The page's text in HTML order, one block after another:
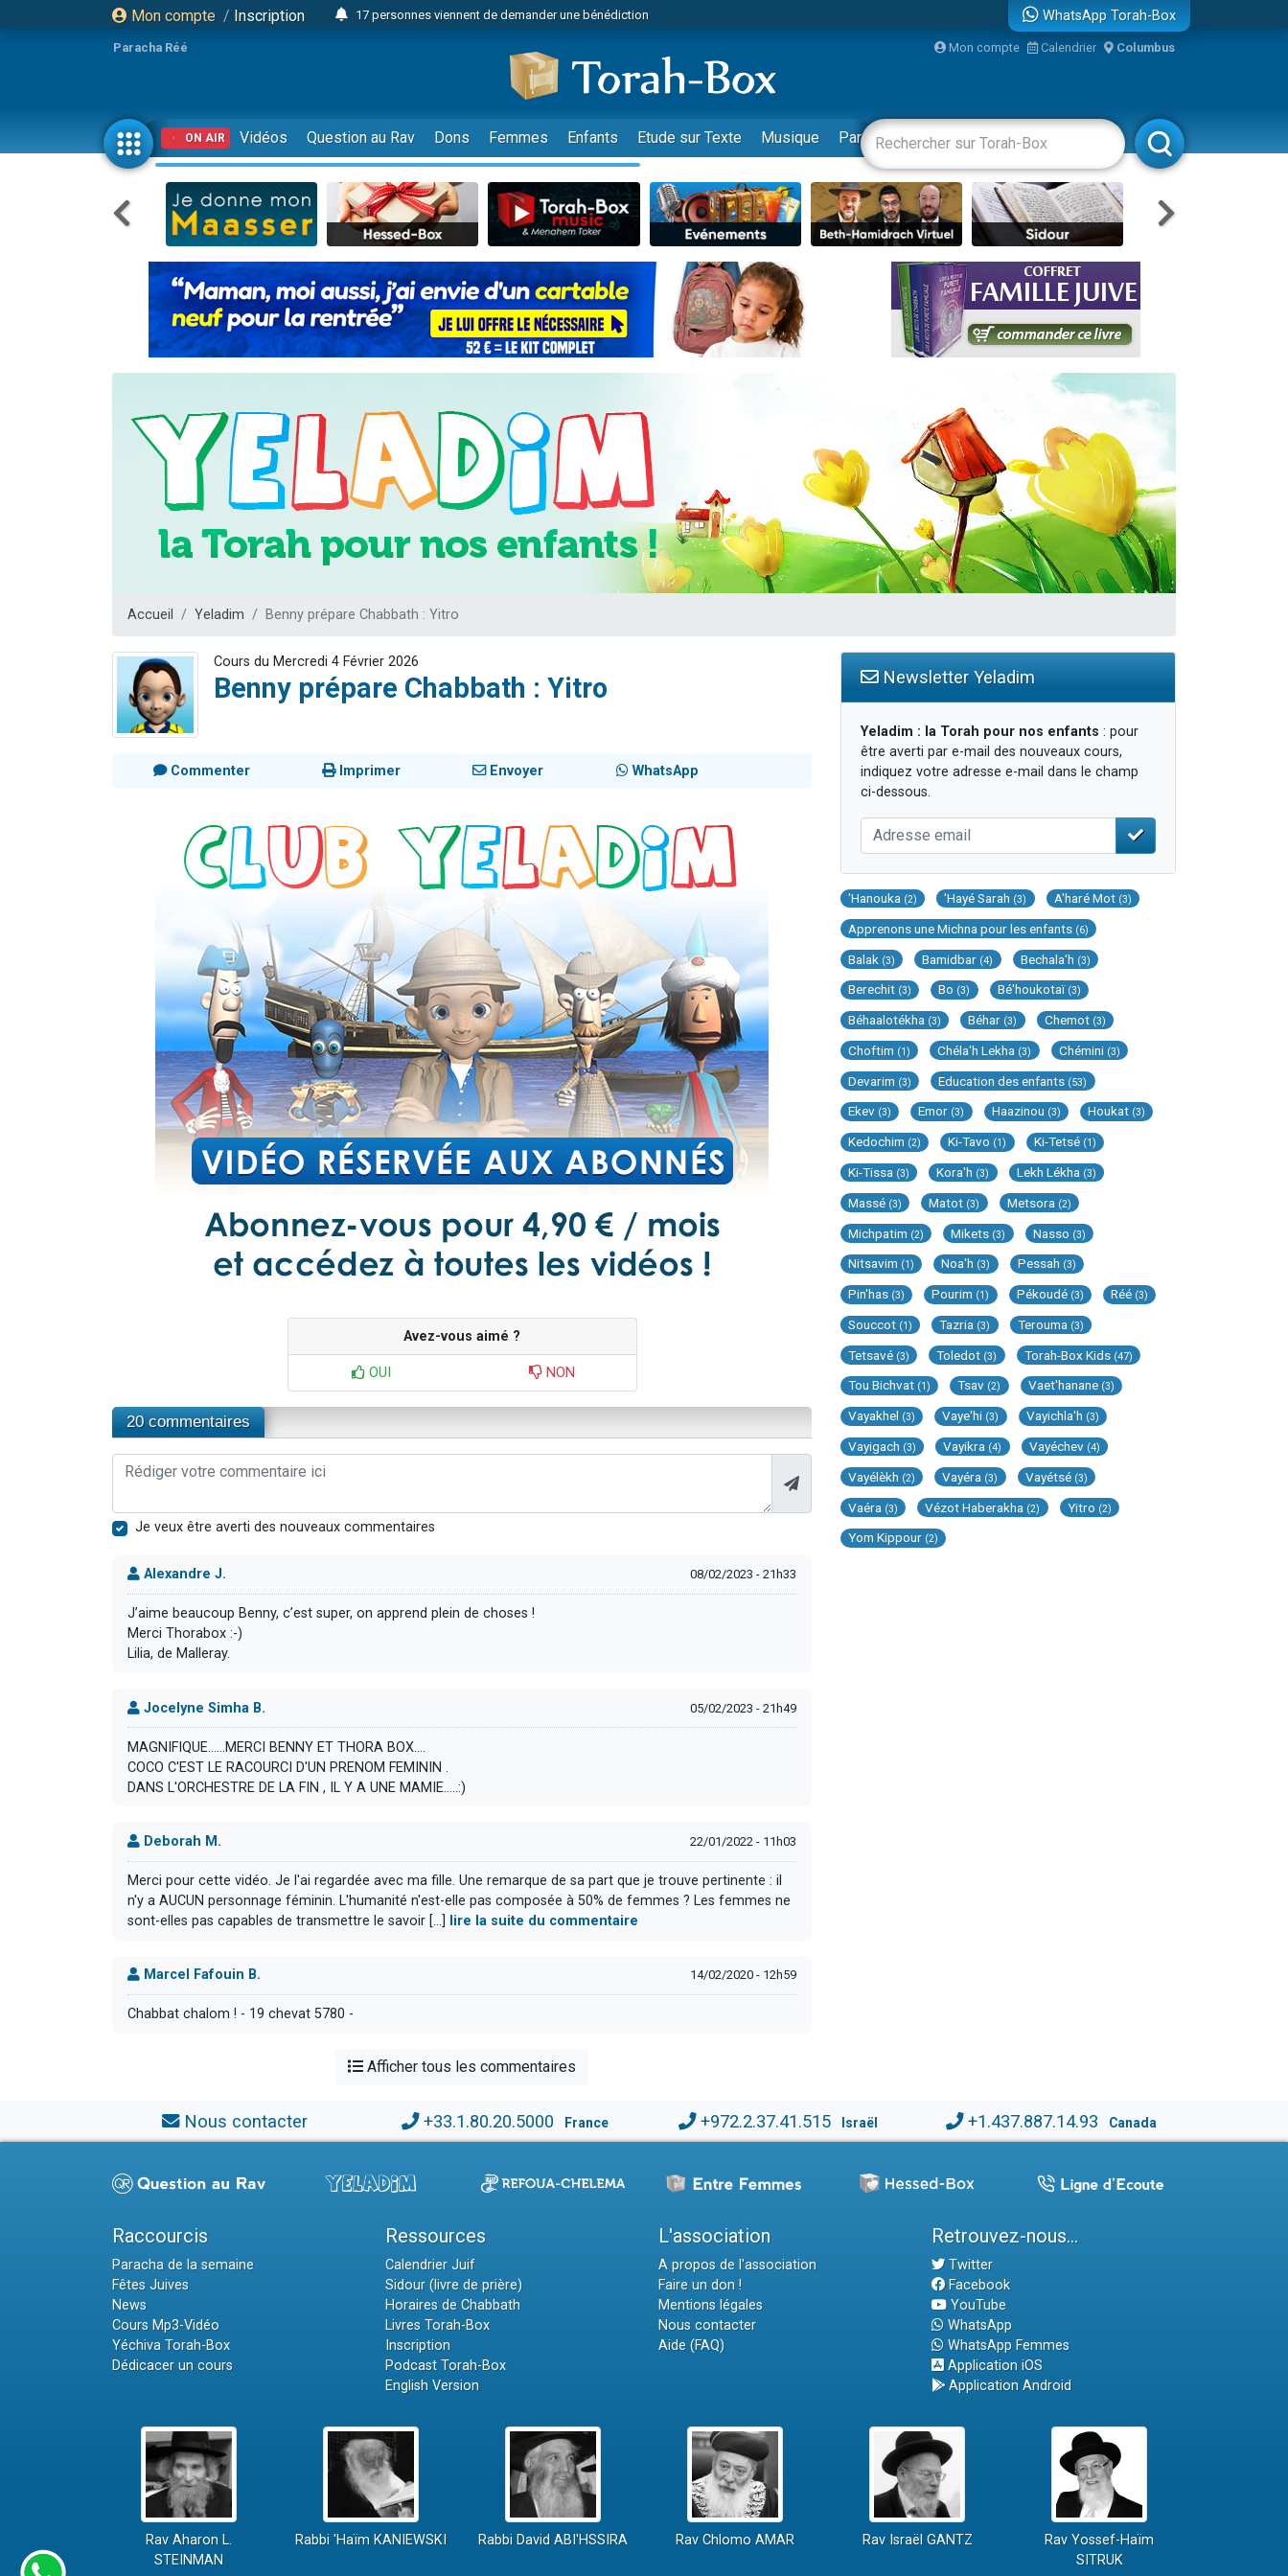
Mon compte / Inscription
17 personnes viennent de demander une bénédiction
23 personnes viennent de faire un don pour Diane, 80 ans, dans un appartement insalubre
Eva vient de donner son Maasser
4 personnes viennent de nous rejoindre sur WhatsApp
3 personnes viennent de nous rejoindre sur WhatsApp
Odaya vient de donner son Maasser
3 personnes viennent de faire un don pour 5 jours de vacances aux Orphelins
2 personnes viennent de nous rejoindre sur WhatsApp
13 personnes viennent de demander une bénédiction
Il reste 49 places pour étudier en groupe sur Zoom
30 personnes viennent de faire un don pour Sauvez la jambe de Yohan
12 nouvelles musiques dans Torah-Box Music
2 personnes viennent de nous rejoindre sur WhatsApp
3 personnes viennent de nous rejoindre sur WhatsApp
2 nouvelles musiques dans Torah-Box Music
8 personnes viennent de faire un don pour Tsédaka : pauvres d'Israel
Nouvelle émission radio : Visions de grandeur n°104 : Le Chabbath et le Birkat Hamazone à travers le temps
4 personnes viennent de nous rejoindre sur WhatsApp
WhatsApp Torah-Box
Paracha Réé Mon compte Calendrier Columbus
ON AIR Vidéos Question au Rav Dons Femmes Enfants Etude sur Texte Musique Paracha Divertissements Livres Rabbanim
Accueil Yeladim Benny prépare Chabbath : Yitro
Cours du Mercredi 4 Février 2026
Benny prépare Chabbath : Yitro
Commenter Imprimer Envoyer WhatsApp
Avez-vous aimé ?
OUI NON
20 commentaires
Je veux être averti des nouveaux commentaires
Alexandre J. 08/02/2023 - 21h33
J’aime beaucoup Benny, c’est super, on apprend plein de choses !
Merci Thorabox :-)
Lilia, de Malleray.
Jocelyne Simha B. 05/02/2023 - 21h49
MAGNIFIQUE......MERCI BENNY ET THORA BOX....
COCO C'EST LE RACOURCI D'UN PRENOM FEMININ .
DANS L'ORCHESTRE DE LA FIN , IL Y A UNE MAMIE.....:)
Deborah M. 22/01/2022 - 11h03
Merci pour cette vidéo. Je l'ai regardée avec ma fille. Une remarque de sa part que je trouve pertinente : il
n'y a AUCUN personnage féminin. L'humanité n'est-elle pas composée à 50% de femmes ? Les femmes ne
sont-elles pas capables de transmettre le savoir [...]
lire la suite du commentaire
Marcel Fafouin B. 14/02/2020 - 12h59
Chabbat chalom ! - 19 chevat 5780 -
Afficher tous les commentaires
Newsletter Yeladim
Yeladim : la Torah pour nos enfants : pour
être averti par e-mail des nouveaux cours,
indiquez votre adresse e-mail dans le champ
ci-dessous.
'Hanouka (2) 'Hayé Sarah (3) A'haré Mot (3)
Apprenons une Michna pour les enfants (6)
Balak (3) Bamidbar (4) Bechala'h (3)
Berechit (3) Bo (3) Bé'houkotaï (3)
Béhaalotékha (3) Béhar (3) Chemot (3)
Choftim (1) Chéla'h Lekha (3) Chémini (3)
Devarim (3) Education des enfants (53)
Ekev (3) Emor (3) Haazinou (3) Houkat (3)
Kedochim (2) Ki-Tavo (1) Ki-Tetsé (1)
Ki-Tissa (3) Kora'h (3) Lekh Lékha (3)
Massé (3) Matot (3) Metsora (2)
Michpatim (2) Mikets (3) Nasso (3)
Nitsavim (1) Noa'h (3) Pessah (3)
Pin'has (3) Pourim (1) Pékoudé (3) Réé (3)
Souccot (1) Tazria (3) Terouma (3)
Tetsavé (3) Toledot (3) Torah-Box Kids (47)
Tou Bichvat (1) Tsav (2) Vaet'hanane (3)
Vayakhel (3) Vaye'hi (3) Vayichla'h (3)
Vayigach (3) Vayikra (4) Vayéchev (4)
Vayélèkh (2) Vayéra (3) Vayétsé (3)
Vaéra (3) Vézot Haberakha (2) Yitro (2)
Yom Kippour (2)
Nous contacter +33.1.80.20.5000 France +972.2.37.41.515 Israël +1.437.887.14.93 Canada
Raccourcis
Paracha de la semaine
Fêtes Juives
News
Cours Mp3-Vidéo
Yéchiva Torah-Box
Dédicacer un cours
Ressources
Calendrier Juif
Sidour (livre de prière)
Horaires de Chabbath
Livres Torah-Box
Inscription
Podcast Torah-Box
English Version
L'association
A propos de l'association
Faire un don !
Mentions légales
Nous contacter
Aide (FAQ)
Retrouvez-nous...
Twitter
Facebook
YouTube
WhatsApp
WhatsApp Femmes
Application iOS
Application Android
Rav Aharon L.
STEINMAN
Rabbi 'Haïm KANIEWSKI Rabbi David ABI'HSSIRA Rav Chlomo AMAR Rav Israël GANTZ
Rav Yossef-Haïm
SITRUK